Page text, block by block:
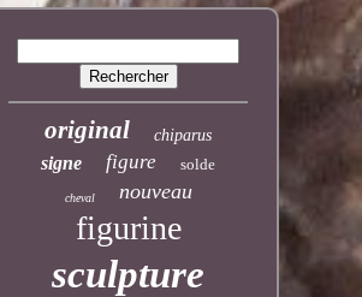
original chiparus
signe figure solde
cheval nouveau
figurine
sculpture